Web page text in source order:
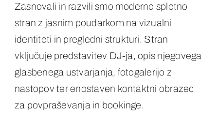
Zasnovali in razvili smo moderno spletno
stran z jasnim poudarkom na vizualni
identiteti in pregledni strukturi. Stran
vključuje predstavitev DJ-ja, opis njegovega
glasbenega ustvarjanja, fotogalerijo z
nastopov ter enostaven kontaktni obrazec
za povpraševanja in bookinge.